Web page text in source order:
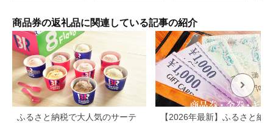
商品券の返礼品に関連している記事の紹介
ふるさと納税で大人気のサーテ
【2026年最新】ふるさと納